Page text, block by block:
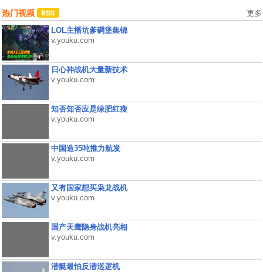
热门视频 更多
LOL主播坑爹碉堡集锦
v.youku.com
日心神战机大量新技术
v.youku.com
知否知否应是绿肥红瘦
v.youku.com
中国造35吨推力航发
v.youku.com
又有国家想买枭龙战机
v.youku.com
国产天鹰隐身战机亮相
v.youku.com
潜艇最怕反潜巡逻机